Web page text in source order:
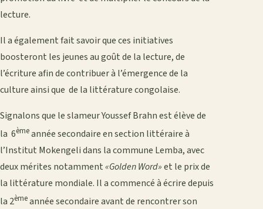
lecture.
Il a également fait savoir que ces initiatives
boosteront les jeunes au goût de la lecture, de
l’écriture afin de contribuer à l’émergence de la
culture ainsi que de la littérature congolaise.
Signalons que le slameur Youssef Brahn est élève de
la 6èmeannée secondaire en section littéraire à
l’Institut Mokengeli dans la commune Lemba, avec
deux mérites notamment«Golden Word»et le prix de
la littérature mondiale. Il a commencé à écrire depuis
la 2èmeannée secondaire avant de rencontrer son